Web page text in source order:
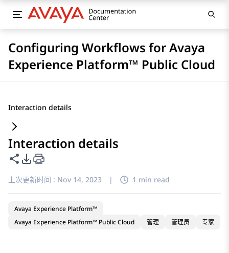
Configuring Workflows for Avaya
Experience Platform™ Public Cloud
Interaction details
Interaction details
共享此页面
PDF 导出选项
上次更新时间 : Nov 14, 2023 | 1 min read
Avaya Experience Platform™
Avaya Experience Platform™ Public Cloud
管理 管理员 专家